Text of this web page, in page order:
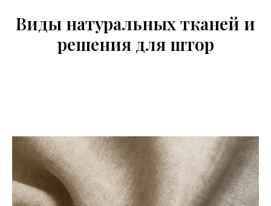
Виды натуральных тканей и
решения для штор